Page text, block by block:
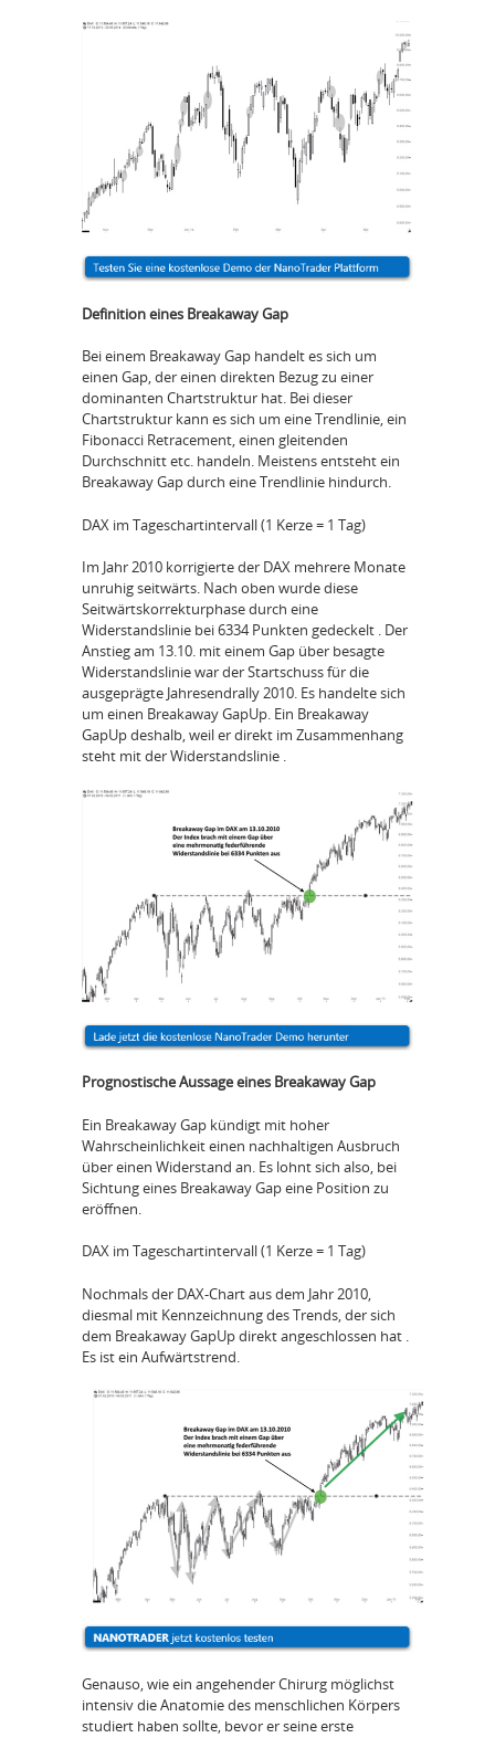
Definition eines Breakaway Gap
Bei einem Breakaway Gap handelt es sich um
einen Gap, der einen direkten Bezug zu einer
dominanten Chartstruktur hat. Bei dieser
Chartstruktur kann es sich um eine Trendlinie, ein
Fibonacci Retracement, einen gleitenden
Durchschnitt etc. handeln. Meistens entsteht ein
Breakaway Gap durch eine Trendlinie hindurch.
DAX im Tageschartintervall (1 Kerze = 1 Tag)
Im Jahr 2010 korrigierte der DAX mehrere Monate
unruhig seitwärts. Nach oben wurde diese
Seitwärtskorrekturphase durch eine
Widerstandslinie bei 6334 Punkten gedeckelt . Der
Anstieg am 13.10. mit einem Gap über besagte
Widerstandslinie war der Startschuss für die
ausgeprägte Jahresendrally 2010. Es handelte sich
um einen Breakaway GapUp. Ein Breakaway
GapUp deshalb, weil er direkt im Zusammenhang
steht mit der Widerstandslinie .
Prognostische Aussage eines Breakaway Gap
Ein Breakaway Gap kündigt mit hoher
Wahrscheinlichkeit einen nachhaltigen Ausbruch
über einen Widerstand an. Es lohnt sich also, bei
Sichtung eines Breakaway Gap eine Position zu
eröffnen.
DAX im Tageschartintervall (1 Kerze = 1 Tag)
Nochmals der DAX‑Chart aus dem Jahr 2010,
diesmal mit Kennzeichnung des Trends, der sich
dem Breakaway GapUp direkt angeschlossen hat .
Es ist ein Aufwärtstrend.
Genauso, wie ein angehender Chirurg möglichst
intensiv die Anatomie des menschlichen Körpers
studiert haben sollte, bevor er seine erste